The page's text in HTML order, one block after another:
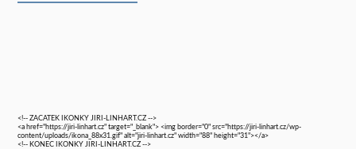
<!-- ZACATEK IKONKY JIRI-LINHART.CZ -->
<a href="https://jiri-linhart.cz" target="_blank"> <img border="0" src="https://jiri-linhart.cz/wp-
content/uploads/ikona_88x31.gif" alt="jiri-linhart.cz" width="88" height="31"></a>
<!-- KONEC IKONKY JIRI-LINHART.CZ -->